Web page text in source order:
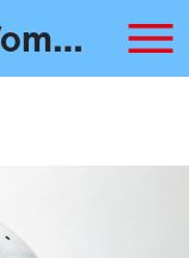
Stromnetzwerke – Vom Sammeln und Durchleiten